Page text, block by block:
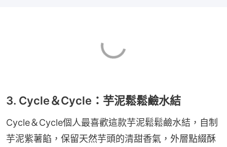
3. Cycle＆Cycle：芋泥鬆鬆鹼水結
Cycle＆Cycle個人最喜歡這款芋泥鬆鬆鹼水結，自制
芋泥紫薯餡，保留天然芋頭的清甜香氣，外層點綴酥